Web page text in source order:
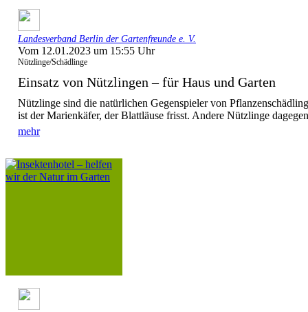
Landesverband Berlin der Gartenfreunde e. V.
Vom 12.01.2023 um 15:55 Uhr
Nützlinge/Schädlinge
Einsatz von Nützlingen – für Haus und Garten
Nützlinge sind die natürlichen Gegenspieler von
ist der Marienkäfer, der Blattläuse frisst. Andere Nützlinge
mehr